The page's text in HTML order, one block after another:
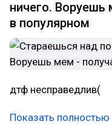
ничего.
в популярном
дтф несправедлив(
Показать полностью